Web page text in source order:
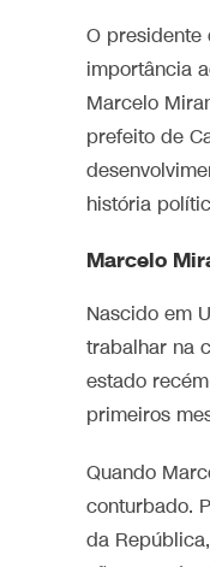
O presidente
importância
Marcelo
prefeito de
história
Marcelo
Nascido em
trabalhar na
estado
primeiros
Quando
conturbado.
da